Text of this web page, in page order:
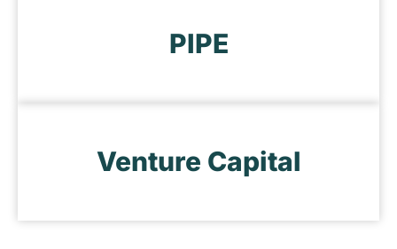
PIPE
Venture Capital